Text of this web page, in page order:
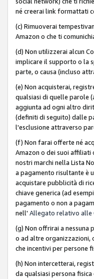
né creerai link formattati
(c) Rimuoverai
Amazon o che ti
(d) Non utilizzerai alcun
implicare il supporto o la
parte, o causa (incluso
(e) Non acquisterai,
qualsiasi di quelle parole
aggiunta ad ogni altro
(definiti di seguito) dalle
l'esclusione attraverso
(f) Non farai offerte né
Amazon o dei suoi
nostri marchi nella Lista
a pagamento risultante è
acquistare pubblicità di
chiave generica (ad
pagamento o non a
nell' Allegato relativo alle
(g) Non offrirai a nessuna
o ad altre organizzazioni,
che incentivi per persone
(h) Non intercetterai,
da qualsiasi persona fisica